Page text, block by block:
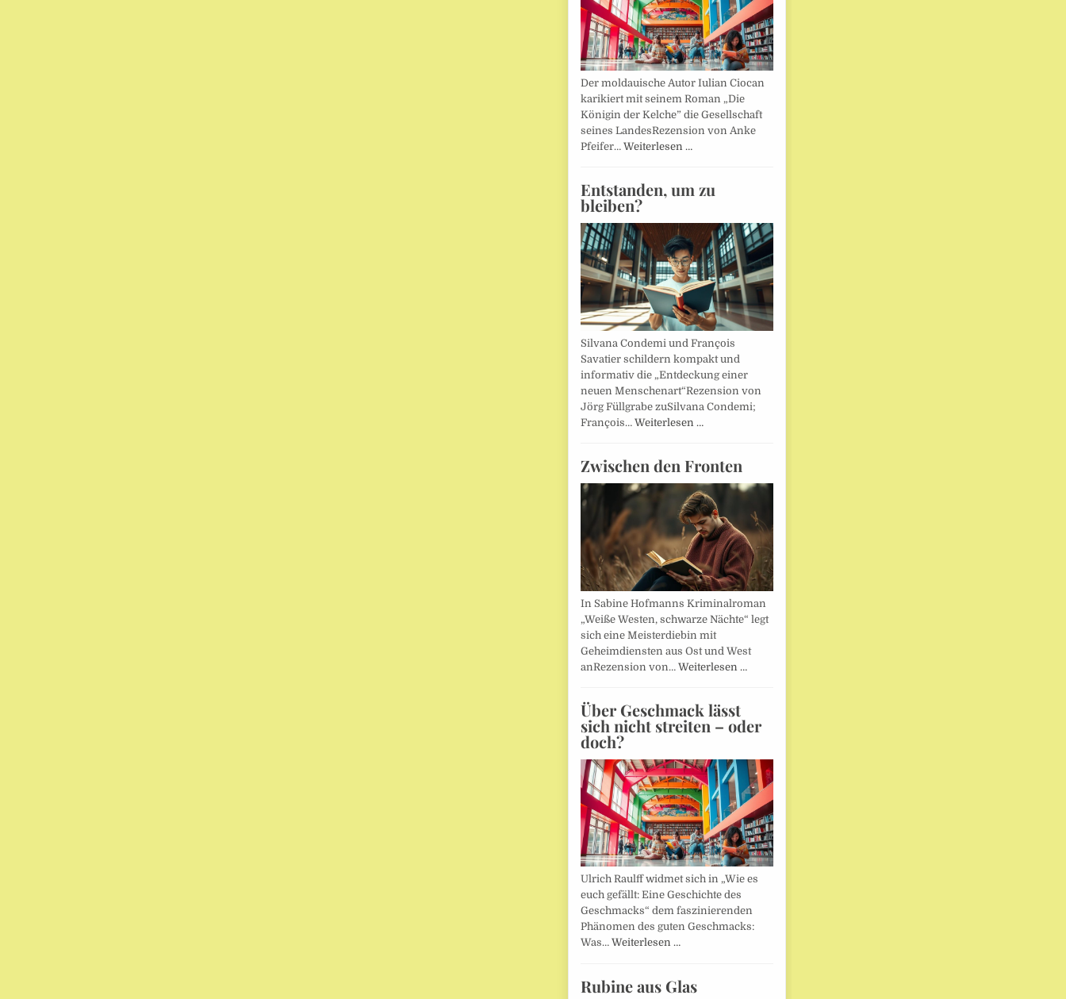
Der moldauische Autor Iulian Ciocan
karikiert mit seinem Roman „Die
Königin der Kelche” die Gesellschaft
seines LandesRezension von Anke
Pfeifer… Weiterlesen …
Entstanden, um zu
bleiben?
Silvana Condemi und François
Savatier schildern kompakt und
informativ die „Entdeckung einer
neuen Menschenart“Rezension von
Jörg Füllgrabe zuSilvana Condemi;
François… Weiterlesen …
Zwischen den Fronten
In Sabine Hofmanns Kriminalroman
„Weiße Westen, schwarze Nächte“ legt
sich eine Meisterdiebin mit
Geheimdiensten aus Ost und West
anRezension von… Weiterlesen …
Über Geschmack lässt
sich nicht streiten – oder
doch?
Ulrich Raulff widmet sich in „Wie es
euch gefällt: Eine Geschichte des
Geschmacks“ dem faszinierenden
Phänomen des guten Geschmacks:
Was… Weiterlesen …
Rubine aus Glas